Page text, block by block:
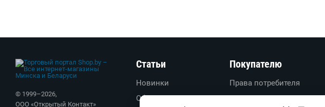
Статьи
Новинки
Обзоры
Покупателю
Права потребителя
© 1999–2026,
ООО «Открытый Контакт»